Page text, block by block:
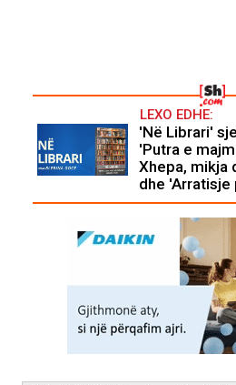
LEXO EDHE:
'Në Librari'
'Putra e
Xhepa, mikja
dhe 'Arratisje